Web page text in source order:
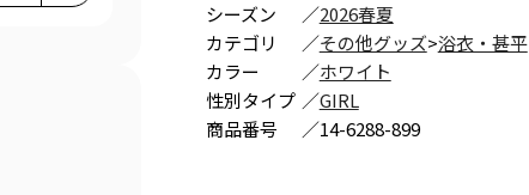
シーズン
／2026春夏
カテゴリ
／その他グッズ>浴衣・甚平
カラー
／ホワイト
性別タイプ ／GIRL
商品番号
／14-6288-899